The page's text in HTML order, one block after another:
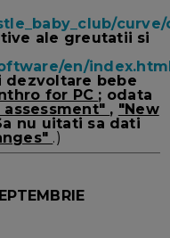
ale greutatii si
en/
dezvoltare bebe
for PC ; odata
, "New
nu uitati sa dati
.)